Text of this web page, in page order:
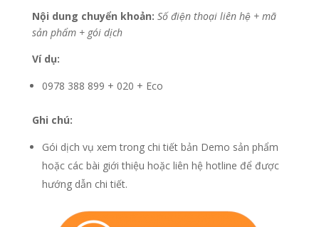
Nội dung chuyển khoản: Số điện thoại liên hệ + mã
sản phẩm + gói dịch
Ví dụ:
0978 388 899 + 020 + Eco
Ghi chú:
Gói dịch vụ xem trong chi tiết bản Demo sản phẩm
hoặc các bài giới thiệu hoặc liên hệ hotline để được
hướng dẫn chi tiết.